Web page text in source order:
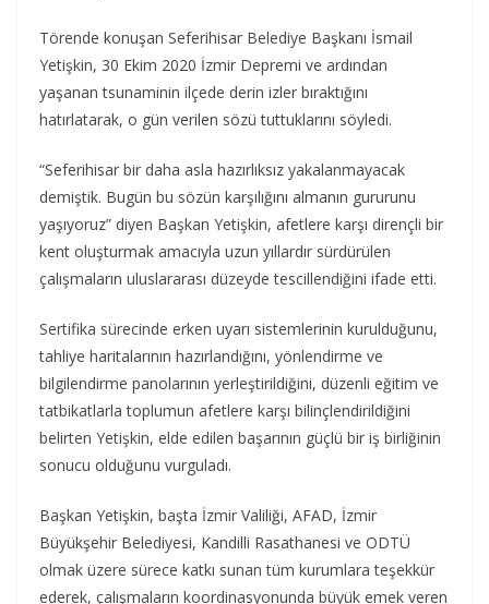
Törende konuşan Seferihisar Belediye Başkanı İsmail
Yetişkin, 30 Ekim 2020 İzmir Depremi ve ardından
yaşanan tsunaminin ilçede derin izler bıraktığını
hatırlatarak, o gün verilen sözü tuttuklarını söyledi.
“Seferihisar bir daha asla hazırlıksız yakalanmayacak
demiştik. Bugün bu sözün karşılığını almanın gururunu
yaşıyoruz” diyen Başkan Yetişkin, afetlere karşı dirençli bir
kent oluşturmak amacıyla uzun yıllardır sürdürülen
çalışmaların uluslararası düzeyde tescillendiğini ifade etti.
Sertifika sürecinde erken uyarı sistemlerinin kurulduğunu,
tahliye haritalarının hazırlandığını, yönlendirme ve
bilgilendirme panolarının yerleştirildiğini, düzenli eğitim ve
tatbikatlarla toplumun afetlere karşı bilinçlendirildiğini
belirten Yetişkin, elde edilen başarının güçlü bir iş birliğinin
sonucu olduğunu vurguladı.
Başkan Yetişkin, başta İzmir Valiliği, AFAD, İzmir
Büyükşehir Belediyesi, Kandilli Rasathanesi ve ODTÜ
olmak üzere sürece katkı sunan tüm kurumlara teşekkür
ederek, çalışmaların koordinasyonunda büyük emek veren